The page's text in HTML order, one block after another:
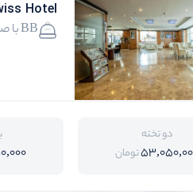
Hotel
BB با صبحانه
دو تخته
تومان